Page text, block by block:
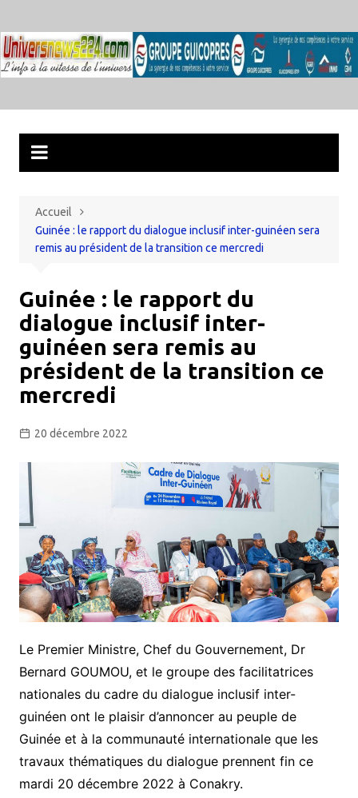
au
contenu
Accueil
Guinée : le rapport du dialogue inclusif inter-guinéen sera
remis au président de la transition ce mercredi
Guinée : le rapport du
dialogue inclusif inter-
guinéen sera remis au
président de la transition ce
mercredi
20 décembre 2022
Le Premier Ministre, Chef du Gouvernement, Dr
Bernard GOUMOU, et le groupe des facilitatrices
nationales du cadre du dialogue inclusif inter-
guinéen ont le plaisir d’annoncer au peuple de
Guinée et à la communauté internationale que les
travaux thématiques du dialogue prennent fin ce
mardi 20 décembre 2022 à Conakry.